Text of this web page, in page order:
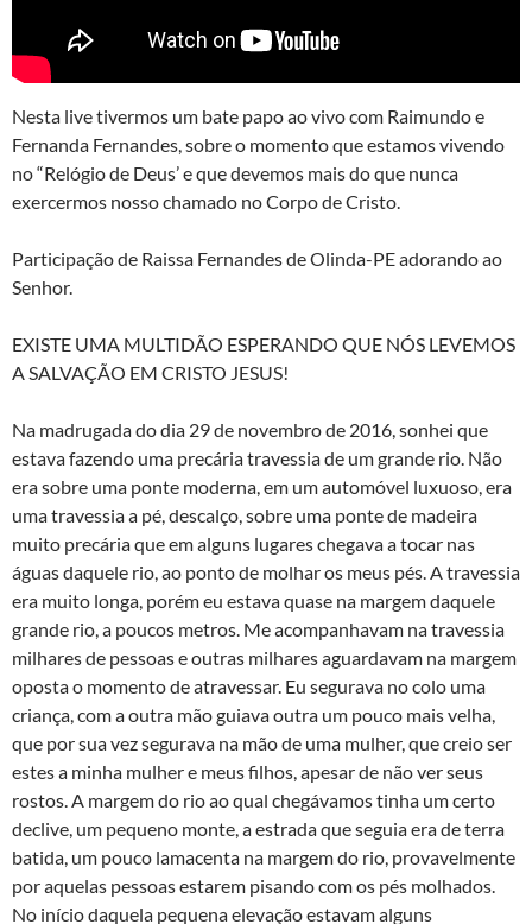
Nesta live tivermos um bate papo ao vivo com Raimundo e
Fernanda Fernandes, sobre o momento que estamos vivendo
no “Relógio de Deus’ e que devemos mais do que nunca
exercermos nosso chamado no Corpo de Cristo.
Participação de Raissa Fernandes de Olinda-PE adorando ao
Senhor.
EXISTE UMA MULTIDÃO ESPERANDO QUE NÓS LEVEMOS
A SALVAÇÃO EM CRISTO JESUS!
Na madrugada do dia 29 de novembro de 2016, sonhei que
estava fazendo uma precária travessia de um grande rio. Não
era sobre uma ponte moderna, em um automóvel luxuoso, era
uma travessia a pé, descalço, sobre uma ponte de madeira
muito precária que em alguns lugares chegava a tocar nas
águas daquele rio, ao ponto de molhar os meus pés. A travessia
era muito longa, porém eu estava quase na margem daquele
grande rio, a poucos metros. Me acompanhavam na travessia
milhares de pessoas e outras milhares aguardavam na margem
oposta o momento de atravessar. Eu segurava no colo uma
criança, com a outra mão guiava outra um pouco mais velha,
que por sua vez segurava na mão de uma mulher, que creio ser
estes a minha mulher e meus filhos, apesar de não ver seus
rostos. A margem do rio ao qual chegávamos tinha um certo
declive, um pequeno monte, a estrada que seguia era de terra
batida, um pouco lamacenta na margem do rio, provavelmente
por aquelas pessoas estarem pisando com os pés molhados.
No início daquela pequena elevação estavam alguns